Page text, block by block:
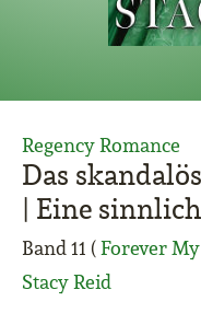
Das
| Eine
Band 11 (Forever
Stacy Reid
Regency Romance